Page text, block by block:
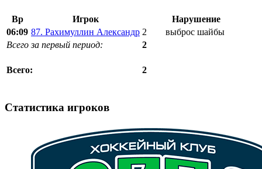
Вр Игрок
Нарушение
06:09 87. Рахимуллин Александр 2
выброс шайбы
Всего за первый период:
2
Всего: 2
Статистика игроков